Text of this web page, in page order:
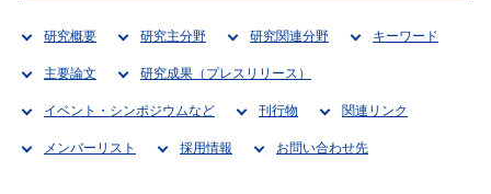
研究概要 研究主分野 研究関連分野 キーワード
主要論文 研究成果（プレスリリース）
イベント・シンポジウムなど 刊行物 関連リンク
メンバーリスト 採用情報 お問い合わせ先